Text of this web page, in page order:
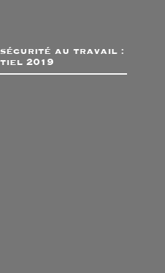
au travail :
2019